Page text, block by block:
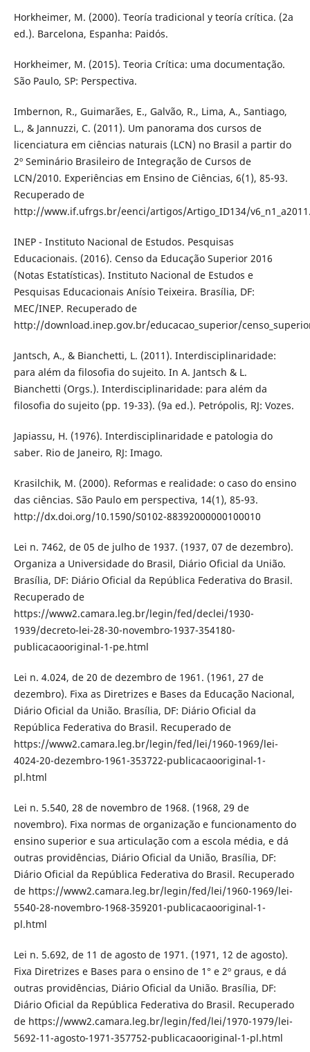
Horkheimer, M. (2000). Teoría tradicional y teoría crítica. (2a
ed.). Barcelona, Espanha: Paidós.
Horkheimer, M. (2015). Teoria Crítica: uma documentação.
São Paulo, SP: Perspectiva.
Imbernon, R., Guimarães, E., Galvão, R., Lima, A., Santiago,
L., & Jannuzzi, C. (2011). Um panorama dos cursos de
licenciatura em ciências naturais (LCN) no Brasil a partir do
2º Seminário Brasileiro de Integração de Cursos de
LCN/2010. Experiências em Ensino de Ciências, 6(1), 85-93.
Recuperado de
http://www.if.ufrgs.br/eenci/artigos/Artigo_ID134/
INEP - Instituto Nacional de Estudos. Pesquisas
Educacionais. (2016). Censo da Educação Superior 2016
(Notas Estatísticas). Instituto Nacional de Estudos e
Pesquisas Educacionais Anísio Teixeira. Brasília, DF:
MEC/INEP. Recuperado de
http://download.inep.gov.br/educacao_superior/
Jantsch, A., & Bianchetti, L. (2011). Interdisciplinaridade:
para além da filosofia do sujeito. In A. Jantsch & L.
Bianchetti (Orgs.). Interdisciplinaridade: para além da
filosofia do sujeito (pp. 19-33). (9a ed.). Petrópolis, RJ: Vozes.
Japiassu, H. (1976). Interdisciplinaridade e patologia do
saber. Rio de Janeiro, RJ: Imago.
Krasilchik, M. (2000). Reformas e realidade: o caso do ensino
das ciências. São Paulo em perspectiva, 14(1), 85-93.
http://dx.doi.org/10.1590/S0102-88392000000100010
Lei n. 7462, de 05 de julho de 1937. (1937, 07 de dezembro).
Organiza a Universidade do Brasil, Diário Oficial da União.
Brasília, DF: Diário Oficial da República Federativa do Brasil.
Recuperado de
https://www2.camara.leg.br/legin/fed/declei/1930-
1939/decreto-lei-28-30-novembro-1937-354180-
publicacaooriginal-1-pe.html
Lei n. 4.024, de 20 de dezembro de 1961. (1961, 27 de
dezembro). Fixa as Diretrizes e Bases da Educação Nacional,
Diário Oficial da União. Brasília, DF: Diário Oficial da
República Federativa do Brasil. Recuperado de
https://www2.camara.leg.br/legin/fed/lei/1960-1969/lei-
4024-20-dezembro-1961-353722-publicacaooriginal-1-
pl.html
Lei n. 5.540, 28 de novembro de 1968. (1968, 29 de
novembro). Fixa normas de organização e funcionamento do
ensino superior e sua articulação com a escola média, e dá
outras providências, Diário Oficial da União, Brasília, DF:
Diário Oficial da República Federativa do Brasil. Recuperado
de https://www2.camara.leg.br/legin/fed/lei/1960-1969/lei-
5540-28-novembro-1968-359201-publicacaooriginal-1-
pl.html
Lei n. 5.692, de 11 de agosto de 1971. (1971, 12 de agosto).
Fixa Diretrizes e Bases para o ensino de 1° e 2º graus, e dá
outras providências, Diário Oficial da União. Brasília, DF:
Diário Oficial da República Federativa do Brasil. Recuperado
de https://www2.camara.leg.br/legin/fed/lei/1970-1979/lei-
5692-11-agosto-1971-357752-publicacaooriginal-1-pl.html